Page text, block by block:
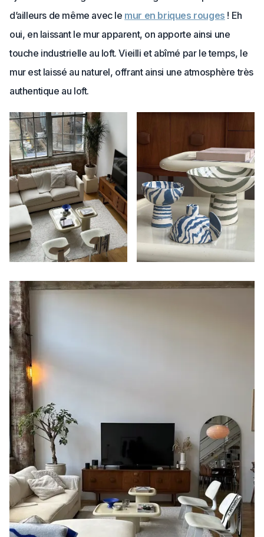
d’ailleurs de même avec le mur en briques rouges ! Eh
oui, en laissant le mur apparent, on apporte ainsi une
touche industrielle au loft. Vieilli et abîmé par le temps, le
mur est laissé au naturel, offrant ainsi une atmosphère très
authentique au loft.